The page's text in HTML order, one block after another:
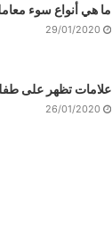
ما هي أنواع سوء
29/01/2020
علامات تظهر على
26/01/2020